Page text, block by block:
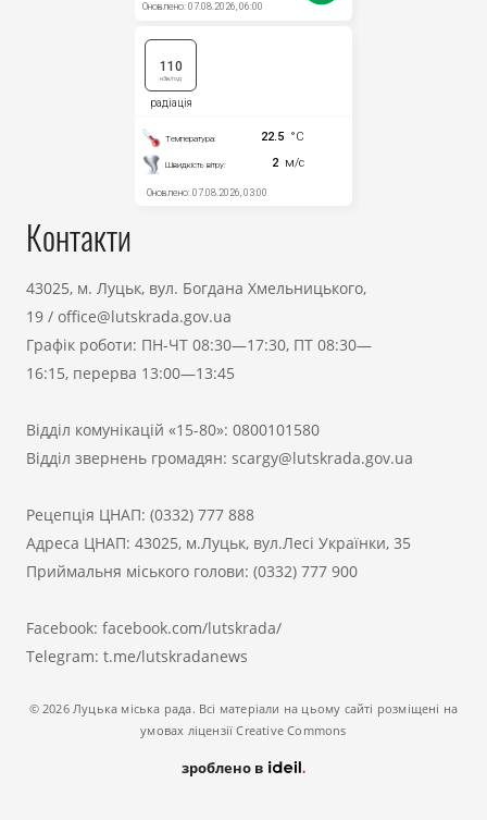
Контакти
43025, м. Луцьк, вул. Богдана Хмельницького,
19 / office@lutskrada.gov.ua
Графік роботи: ПН-ЧТ 08:30—17:30, ПТ 08:30—
16:15, перерва 13:00—13:45
Відділ комунікацій «15-80»: 0800101580
Відділ звернень громадян: scargy@lutskrada.gov.ua
Рецепція ЦНАП: (0332) 777 888
Адреса ЦНАП: 43025, м.Луцьк, вул.Лесі Українки, 35
Приймальня міського голови: (0332) 777 900
Facebook: facebook.com/lutskrada/
Telegram: t.me/lutskradanews
© 2026 Луцька міська рада. Всі матеріали на цьому сайті розміщені на
умовах ліцензії Creative Commons
зроблено в